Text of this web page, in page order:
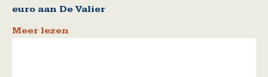
euro aan De Valier
Meer lezen